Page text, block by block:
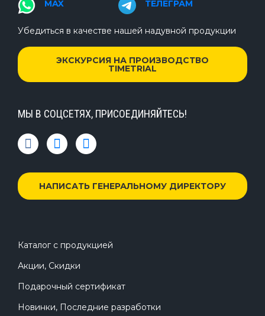
MAX
ТЕЛЕГРАМ
Убедиться в качестве нашей надувной продукции
ЭКСКУРСИЯ НА ПРОИЗВОДСТВО
TIMETRIAL
МЫ В СОЦСЕТЯХ, ПРИСОЕДИНЯЙТЕСЬ!
НАПИСАТЬ ГЕНЕРАЛЬНОМУ ДИРЕКТОРУ
Каталог с продукцией
Акции, Скидки
Подарочный сертификат
Новинки, Последние разработки